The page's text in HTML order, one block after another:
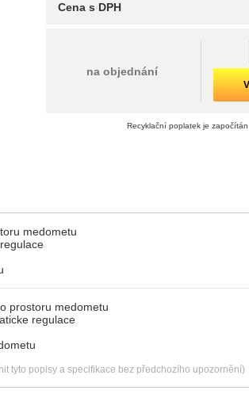
Cena s DPH
na objednání
Recyklační poplatek je
medometu
prostoru medometu
regulace
tyto popisy a specifikace bez předchozího upozornění)